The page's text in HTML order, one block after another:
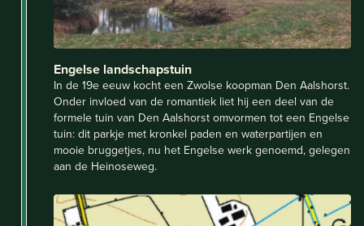
Engelse landschapstuin
In de 19e eeuw kocht een Zwolse koopman Den Aalshorst.
Onder invloed van de romantiek liet hij een deel van de
formele tuin van Den Aalshorst omvormen tot een Engelse
tuin: dit parkje met kronkel paden en waterpartijen en
mooie bruggetjes, nu het Engelse werk genoemd, gelegen
aan de Heinoseweg.